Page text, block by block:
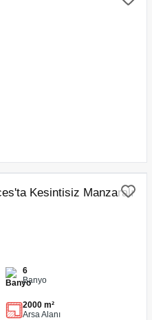
Kesintisiz Manzaralı
6
Banyo
2000 m²
Arsa Alanı